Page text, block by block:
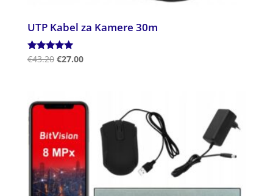
UTP Kabel za Kamere 30m
Ocenjeno
€43.20 €27.00